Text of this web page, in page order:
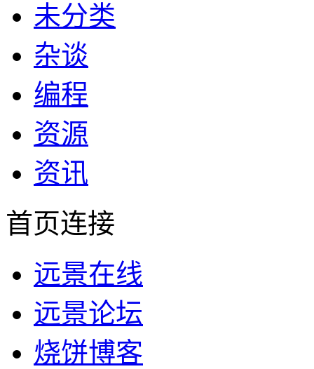
未分类
杂谈
编程
资源
资讯
首页连接
远景在线
远景论坛
烧饼博客